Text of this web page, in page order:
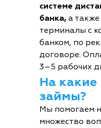
системе
банка, а
терминалы с
банком, по
договоре.
3–5 рабочих
На
займы?
Мы помогаем
множество